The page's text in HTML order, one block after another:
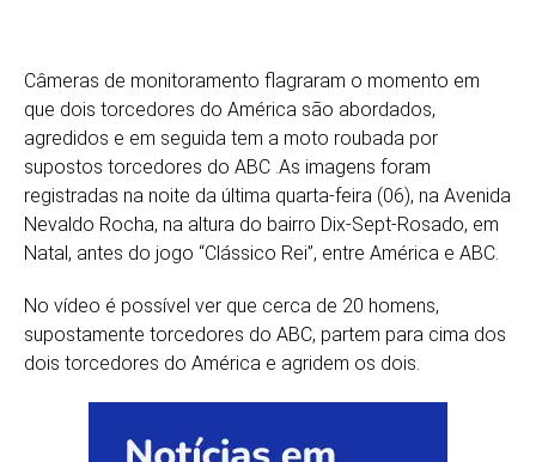
Câmeras de monitoramento flagraram o momento em
que dois torcedores do América são abordados,
agredidos e em seguida tem a moto roubada por
supostos torcedores do ABC .As imagens foram
registradas na noite da última quarta-feira (06), na Avenida
Nevaldo Rocha, na altura do bairro Dix-Sept-Rosado, em
Natal, antes do jogo “Clássico Rei”, entre América e ABC.
No vídeo é possível ver que cerca de 20 homens,
supostamente torcedores do ABC, partem para cima dos
dois torcedores do América e agridem os dois.